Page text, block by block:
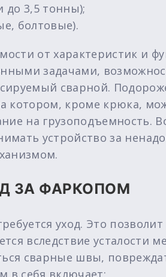
до 3,5 тонны);
болтовые).
от характеристик и
задачами,
сварной.
кроме крюка,
на грузоподъемность.
устройство за
ЗА ФАРКОПОМ
уход. Это
вследствие усталости
сварные швы,